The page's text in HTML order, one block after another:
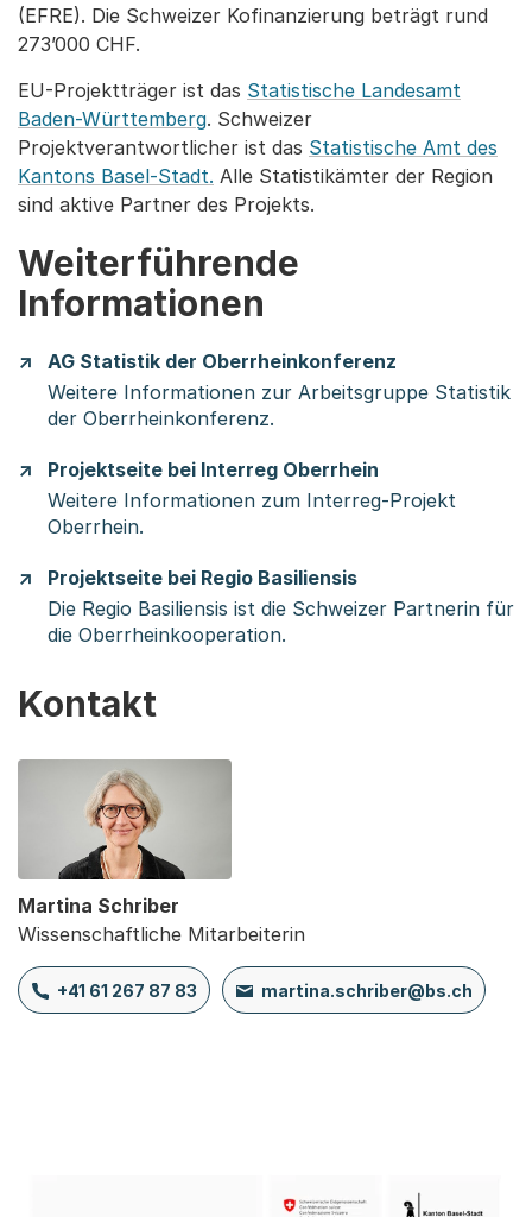
(EFRE). Die Schweizer Kofinanzierung beträgt rund
273’000 CHF.
EU-Projektträger ist das Statistische Landesamt
Baden-Württemberg. Schweizer
Projektverantwortlicher ist das Statistische Amt des
Kantons Basel-Stadt. Alle Statistikämter der Region
sind aktive Partner des Projekts.
Weiterführende
Informationen
AG Statistik der Oberrheinkonferenz
Weitere Informationen zur Arbeitsgruppe Statistik
der Oberrheinkonferenz.
Projektseite bei Interreg Oberrhein
Weitere Informationen zum Interreg-Projekt
Oberrhein.
Projektseite bei Regio Basiliensis
Die Regio Basiliensis ist die Schweizer Partnerin für
die Oberrheinkooperation.
Kontakt
Martina Schriber
Wissenschaftliche Mitarbeiterin
+41 61 267 87 83 martina.schriber@bs.ch